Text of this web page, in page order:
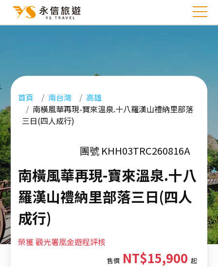
首頁 南台灣
高雄
南橫風華再現-寶來溫泉.十八羅漢山禮納里部落
三日(四人成行)
團號 KHH03TRC260816A
南橫風華再現-寶來溫泉.十八
羅漢山禮納里部落三日(四人
成行)
榮獲 觀光署凰金遊程評核
售價NT$15,900 起